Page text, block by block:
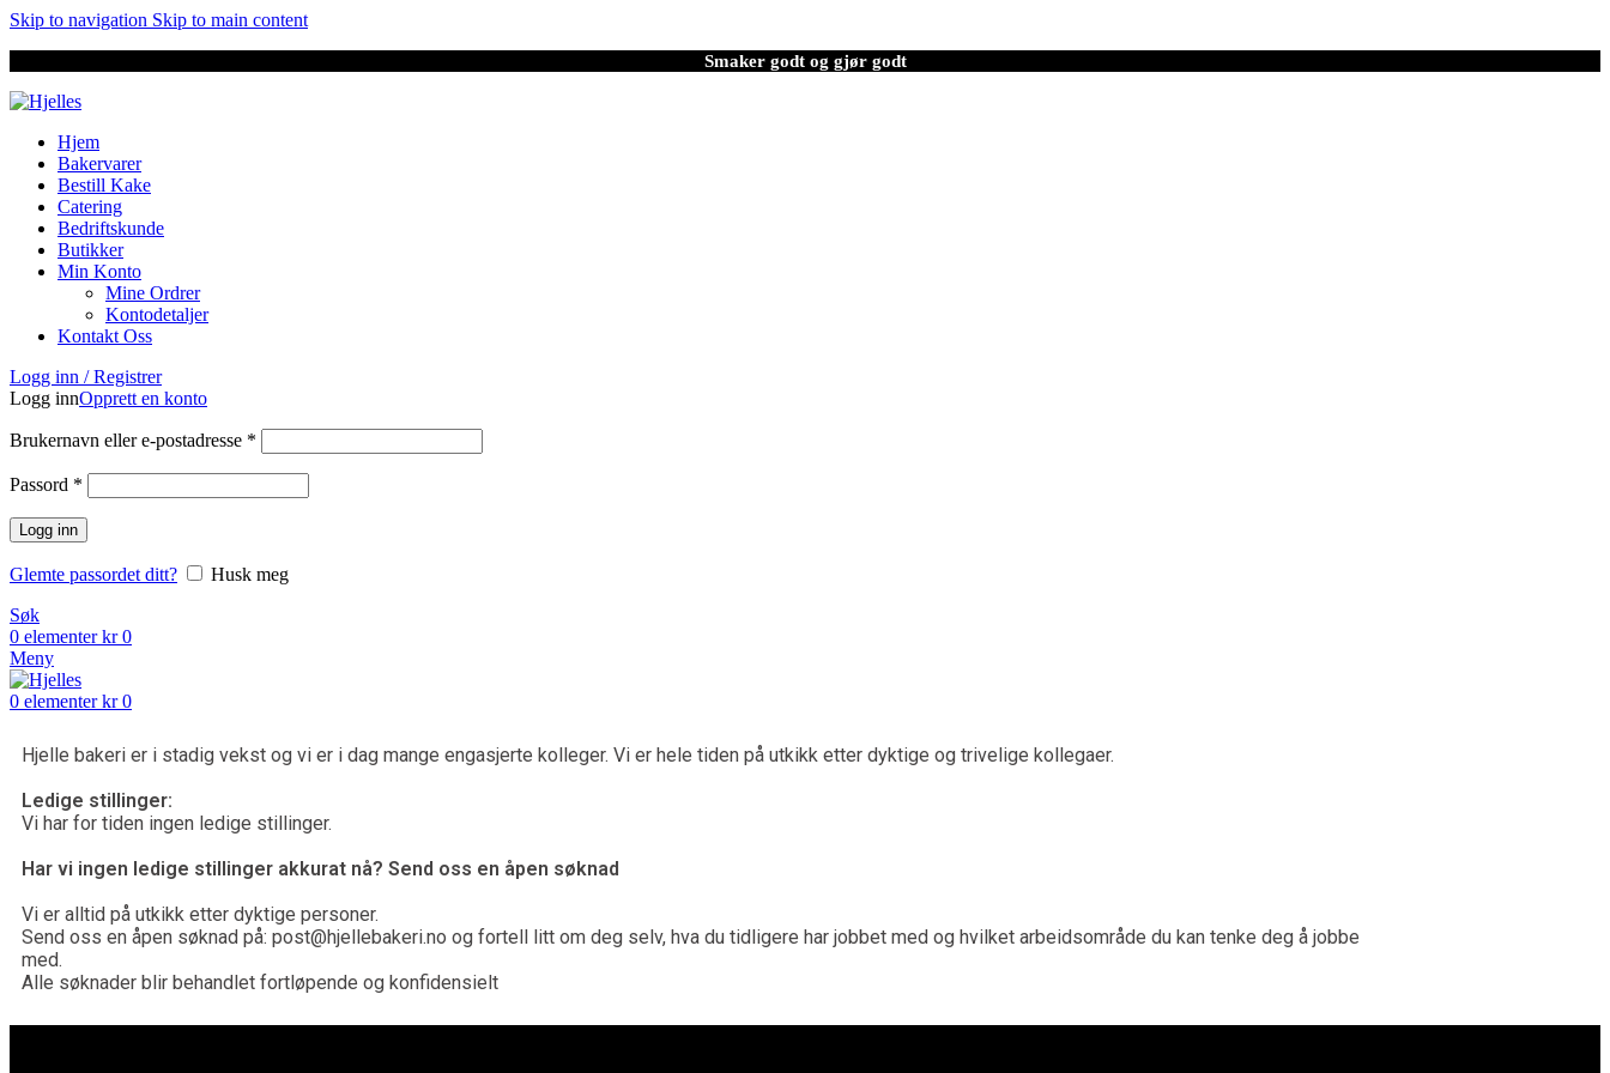
Skip to navigation Skip to main content
Smaker godt og gjør godt
Hjem
Bakervarer
Bestill Kake
Catering
Bedriftskunde
Butikker
Min Konto
Mine Ordrer
Kontodetaljer
Kontakt Oss
Logg inn / Registrer
Logg innOpprett en konto
Brukernavn eller e-postadresse *
Passord *
Logg inn
Glemte passordet ditt?
Husk meg
Søk
0 elementer kr0
Meny
0 elementer kr0
Hjelle bakeri er i stadig vekst og vi er i dag mange engasjerte kolleger. Vi er hele tiden på utkikk etter dyktige og trivelige kollegaer.
Ledige stillinger:
Vi har for tiden ingen ledige stillinger.
Har vi ingen ledige stillinger akkurat nå? Send oss en åpen søknad
Vi er alltid på utkikk etter dyktige personer.
Send oss en åpen søknad på: post@hjellebakeri.no og fortell litt om deg selv, hva du tidligere har jobbet med og hvilket arbeidsområde du kan tenke deg å jobbe
med.
Alle søknader blir behandlet fortløpende og konfidensielt